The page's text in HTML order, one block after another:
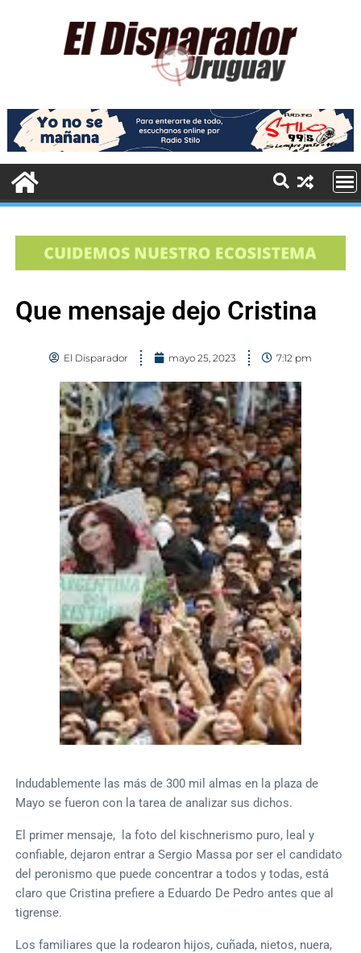
Que mensaje dejo Cristina
El Disparador mayo 25, 2023 7:12 pm
Indudablemente las más de 300 mil almas en la plaza de
Mayo se fueron con la tarea de analizar sus dichos.
El primer mensaje, la foto del kischnerismo puro, leal y
confiable, dejaron entrar a Sergio Massa por ser el candidato
del peronismo que puede concentrar a todos y todas, está
claro que Cristina prefiere a Eduardo De Pedro antes que al
tigrense.
Los familiares que la rodearon hijos, cuñada, nietos, nuera,